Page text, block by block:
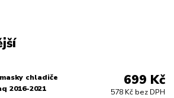
chladiče
2016-2021
699 Kč
578 Kč bez DPH